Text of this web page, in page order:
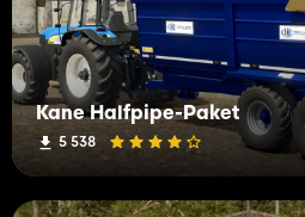
Kane Halfpipe-Paket
5 538